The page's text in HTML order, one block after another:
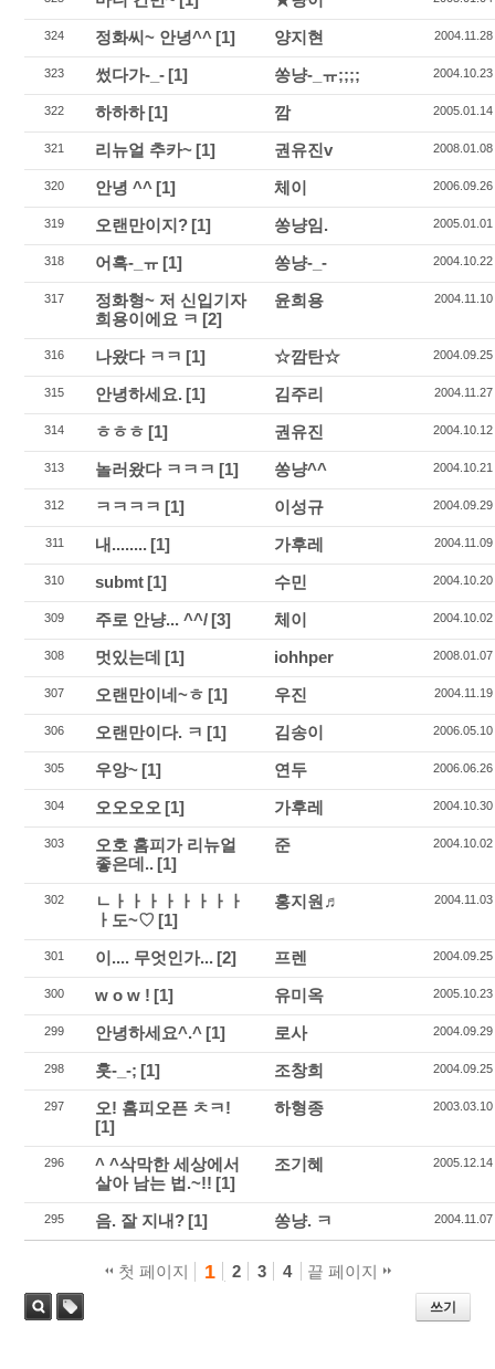
324 정화씨~ 안녕^^ [1] 양지현 2004.11.28
323 썼다가-_- [1] 쏭냥-_ㅠ;;;; 2004.10.23
322 하하하[1] 깜 2005.01.14
321 리뉴얼 추카~ [1] 권유진v 2008.01.08
320 안녕 ^^ [1] 체이 2006.09.26
319 오랜만이지? [1] 쏭냥임. 2005.01.01
318 어흑-_ㅠ [1] 쏭냥-_- 2004.10.22
317
정화형~ 저 신입기자
희용이에요 ㅋ [2]
윤희용 2004.11.10
316 나왔다 ㅋㅋ [1] ☆깜탄☆ 2004.09.25
315 안녕하세요. [1] 김주리 2004.11.27
314 ㅎㅎㅎ [1] 권유진 2004.10.12
313 놀러왔다 ㅋㅋㅋ [1] 쏭냥^^ 2004.10.21
312 ㅋㅋㅋㅋ [1] 이성규 2004.09.29
311 내........ [1] 가후레 2004.11.09
310 submt [1] 수민 2004.10.20
309 주로 안냥... ^^/ [3] 체이 2004.10.02
308 멋있는데 [1] iohhper 2008.01.07
307 오랜만이네~ㅎ [1] 우진 2004.11.19
306 오랜만이다. ㅋ [1] 김송이 2006.05.10
305 우앙~ [1] 연두 2006.06.26
304 오오오오 [1] 가후레 2004.10.30
303
오호 홈피가 리뉴얼
좋은데.. [1]
준 2004.10.02
302
ㄴㅏㅏㅏㅏㅏㅏㅏㅏ
ㅏ도~♡ [1]
홍지원♬ 2004.11.03
301 이.... 무엇인가... [2] 프렌 2004.09.25
300 w o w ! [1] 유미옥 2005.10.23
299 안녕하세요^.^ [1] 로사 2004.09.29
298 훗-_-; [1] 조창희 2004.09.25
297
오! 홈피오픈 ㅊㅋ!
[1]
하형종 2003.03.10
296
^ ^삭막한 세상에서
살아 남는 법.~!! [1]
조기혜 2005.12.14
295 음. 잘 지내? [1] 쏭냥. ㅋ 2004.11.07
첫 페이지 1 2 3 4 끝 페이지
쓰기